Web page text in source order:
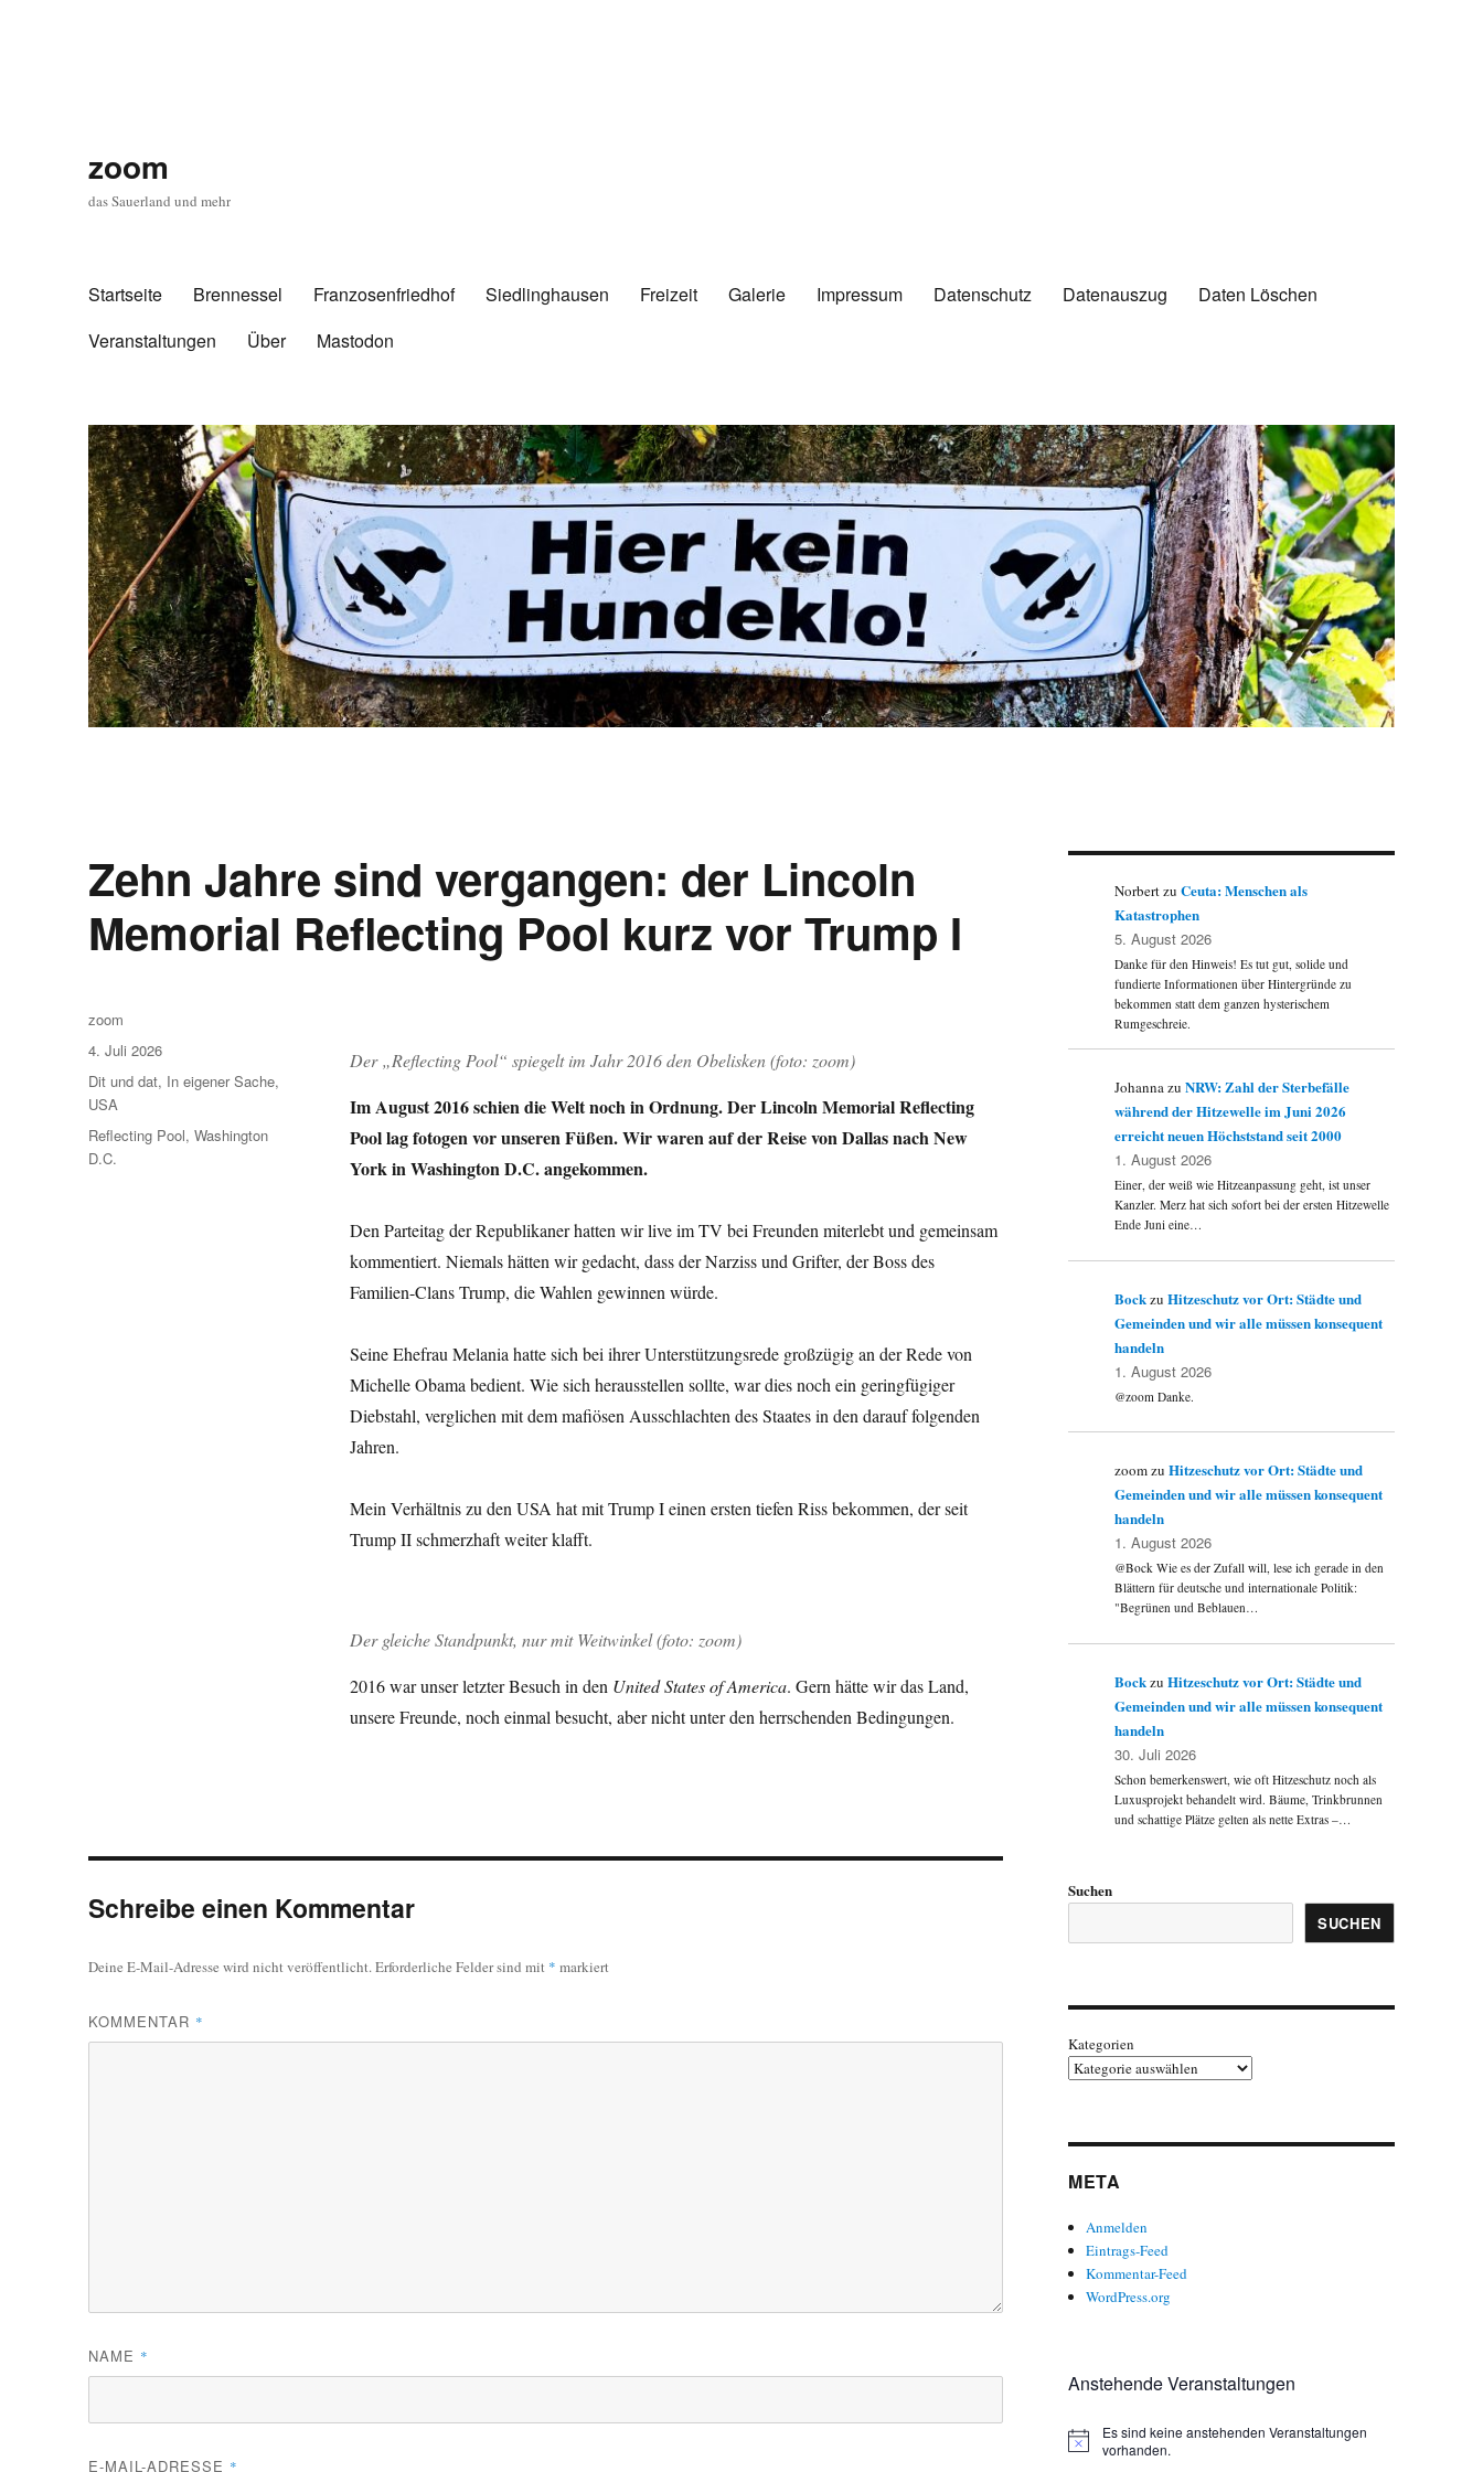
zoom
das Sauerland und mehr
Startseite Brennessel Franzosenfriedhof Siedlinghausen Freizeit Galerie Impressum Datenschutz Datenauszug
Daten Löschen
Veranstaltungen
Über Mastodon
Zehn Jahre sind vergangen: der Lincoln
Memorial Reflecting Pool kurz vor Trump I
Der „Reflecting Pool“ spiegelt im Jahr 2016 den Obelisken (foto: zoom)
Im August 2016 schien die Welt noch in Ordnung. Der Lincoln Memorial Reflecting
Pool lag fotogen vor unseren Füßen. Wir waren auf der Reise von Dallas nach New
York in Washington D.C. angekommen.
Den Parteitag der Republikaner hatten wir live im TV bei Freunden miterlebt und gemeinsam
kommentiert. Niemals hätten wir gedacht, dass der Narziss und Grifter, der Boss des
Familien-Clans Trump, die Wahlen gewinnen würde.
Seine Ehefrau Melania hatte sich bei ihrer Unterstützungsrede großzügig an der Rede von
Michelle Obama bedient. Wie sich herausstellen sollte, war dies noch ein geringfügiger
Diebstahl, verglichen mit dem mafiösen Ausschlachten des Staates in den darauf folgenden
Jahren.
Mein Verhältnis zu den USA hat mit Trump I einen ersten tiefen Riss bekommen, der seit
Trump II schmerzhaft weiter klafft.
Der gleiche Standpunkt, nur mit Weitwinkel (foto: zoom)
2016 war unser letzter Besuch in den United States of America. Gern hätte wir das Land,
unsere Freunde, noch einmal besucht, aber nicht unter den herrschenden Bedingungen.
Autor
zoom
Veröffentlicht
am
4. Juli 2026
Kategorien
Dit und dat, In eigener Sache,
USA
Schlagwörter
Reflecting Pool,Washington
D.C.
Schreibe einen Kommentar
Deine E-Mail-Adresse wird nicht veröffentlicht.Erforderliche Felder sind mit * markiert
KOMMENTAR *
NAME *
E-MAIL-ADRESSE *
NorbertzuCeuta: Menschen als
Katastrophen
5. August 2026
Danke für den Hinweis! Es tut gut, solide und
fundierte Informationen über Hintergründe zu
bekommen statt dem ganzen hysterischem
Rumgeschreie.
JohannazuNRW: Zahl der Sterbefälle
während der Hitzewelle im Juni 2026
erreicht neuen Höchststand seit 2000
1. August 2026
Einer, der weiß wie Hitzeanpassung geht, ist unser
Kanzler. Merz hat sich sofort bei der ersten Hitzewelle
Ende Juni eine…
BockzuHitzeschutz vor Ort: Städte und
Gemeinden und wir alle müssen konsequent
handeln
1. August 2026
@zoom Danke.
zoomzuHitzeschutz vor Ort: Städte und
Gemeinden und wir alle müssen konsequent
handeln
1. August 2026
@Bock Wie es der Zufall will, lese ich gerade in den
Blättern für deutsche und internationale Politik:
"Begrünen und Beblauen…
BockzuHitzeschutz vor Ort: Städte und
Gemeinden und wir alle müssen konsequent
handeln
30. Juli 2026
Schon bemerkenswert, wie oft Hitzeschutz noch als
Luxusprojekt behandelt wird. Bäume, Trinkbrunnen
und schattige Plätze gelten als nette Extras –…
Suchen
SUCHEN
Kategorien
META
Anmelden
Eintrags-Feed
Kommentar-Feed
WordPress.org
Anstehende Veranstaltungen
H
Es sind keine anstehenden Veranstaltungen
vorhanden.